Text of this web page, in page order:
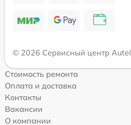
© 2026 Сервисный центр Autel
Стоимость ремонта
Оплата и доставка
Контакты
Вакансии
О компании